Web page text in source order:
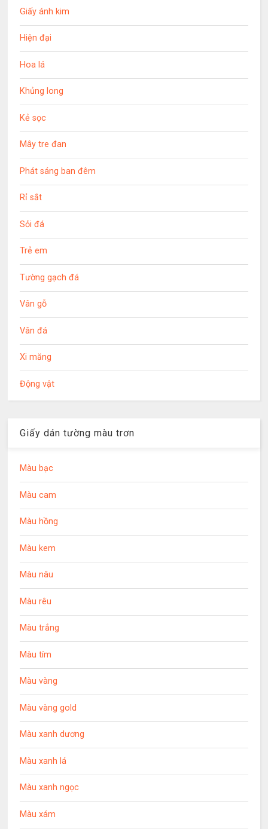
Giấy ánh kim
Hiện đại
Hoa lá
Khủng long
Kẻ sọc
Mây tre đan
Phát sáng ban đêm
Rỉ sắt
Sỏi đá
Trẻ em
Tường gạch đá
Vân gỗ
Vân đá
Xi măng
Động vật
Giấy dán tường màu trơn
Màu bạc
Màu cam
Màu hồng
Màu kem
Màu nâu
Màu rêu
Màu trắng
Màu tím
Màu vàng
Màu vàng gold
Màu xanh dương
Màu xanh lá
Màu xanh ngọc
Màu xám